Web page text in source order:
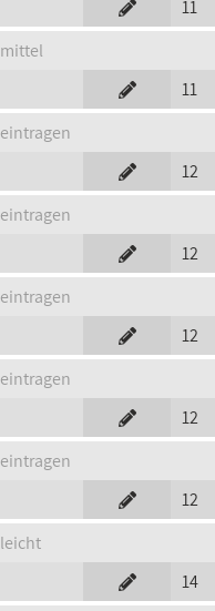
11
mittel
11
eintragen
12
eintragen
12
eintragen
12
eintragen
12
eintragen
12
leicht
14